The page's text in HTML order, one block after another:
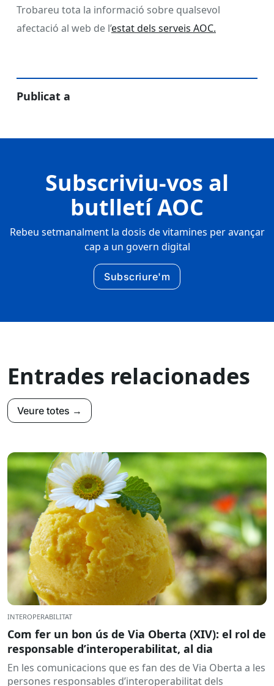
Trobareu tota la informació sobre qualsevol
afectació al web de l’estat dels serveis AOC.
Publicat a
Subscriviu-vos al
butlletí AOC
Rebeu setmanalment la dosis de vitamines per avançar
cap a un govern digital
Subscriure'm
Entrades relacionades
Veure totes →
INTEROPERABILITAT
Com fer un bon ús de Via Oberta (XIV): el rol de
responsable d’interoperabilitat, al dia
En les comunicacions que es fan des de Via Oberta a les
persones responsables d’interoperabilitat dels